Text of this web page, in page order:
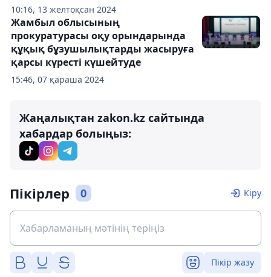
10:16, 13 желтоқсан 2024
15:46, 07 қараша 2024
Жамбыл облысының
прокуратурасы оқу орындарында
құқық бұзушылықтарды жасыруға
қарсы күресті күшейтуде
Жаңалықтан zakon.kz сайтында
хабардар болыңыз:
Пікірлер 0 Кіру
Пікір жазу